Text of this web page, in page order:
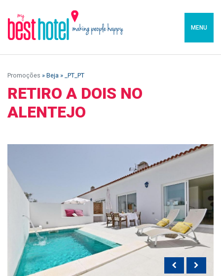
MENU
Promoções » Beja » _PT_PT
RETIRO A DOIS NO
ALENTEJO